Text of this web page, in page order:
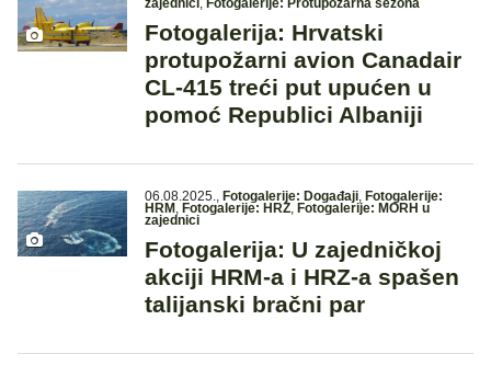
zajednici, Fotogalerije: Protupožarna sezona
Fotogalerija: Hrvatski
protupožarni avion Canadair
CL-415 treći put upućen u
pomoć Republici Albaniji
06.08.2025., Fotogalerije: Događaji, Fotogalerije:
HRM , Fotogalerije: HRZ, Fotogalerije: MORH u
zajednici
Fotogalerija: U zajedničkoj
akciji HRM-a i HRZ-a spašen
talijanski bračni par